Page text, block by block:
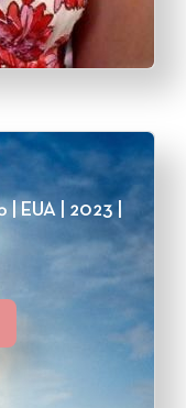
| EUA | 2023 |